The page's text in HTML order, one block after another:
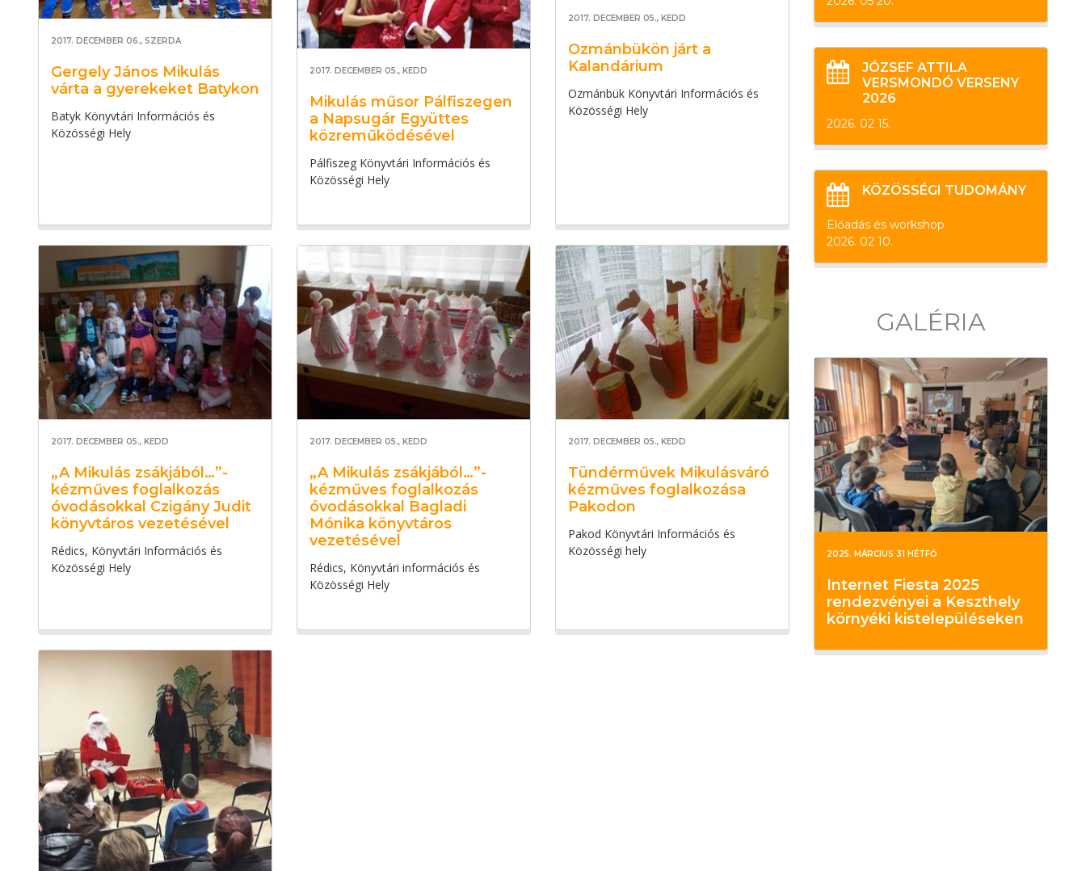
2017. DECEMBER 06., SZERDA
Gergely János Mikulás
várta a gyerekeket Batykon
Batyk Könyvtári Információs és
Közösségi Hely
2017. DECEMBER 05., KEDD
Mikulás műsor Pálfiszegen
a Napsugár Együttes
közreműködésével
Pálfiszeg Könyvtári Információs és
Közösségi Hely
2017. DECEMBER 05., KEDD
Ozmánbükön járt a
Kalandárium
Ozmánbük Könyvtári Információs és
Közösségi Hely
2017. DECEMBER 05., KEDD
„A Mikulás zsákjából…”-
kézműves foglalkozás
óvodásokkal Czigány Judit
könyvtáros vezetésével
Rédics, Könyvtári Információs és
Közösségi Hely
2017. DECEMBER 05., KEDD
„A Mikulás zsákjából…”-
kézműves foglalkozás
óvodásokkal Bagladi
Mónika könyvtáros
vezetésével
Rédics, Könyvtári információs és
Közösségi Hely
2017. DECEMBER 05., KEDD
Tündérművek Mikulásváró
kézműves foglalkozása
Pakodon
Pakod Könyvtári Információs és
Közösségi hely
JÓZSEF ATTILA
VERSMONDÓ VERSENY
2026
2026. 02 15.
KÖZÖSSÉGI TUDOMÁNY
Előadás és workshop
2026. 02 10.
GALÉRIA
2025. MÁRCIUS 31 HÉTFŐ
Internet Fiesta 2025
rendezvényei a Keszthely
környéki kistelepüléseken